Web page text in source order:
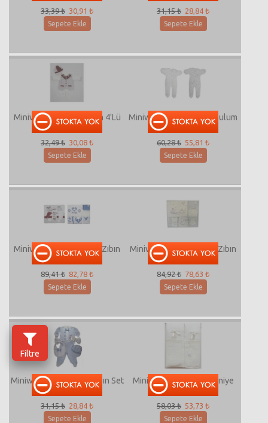
33,39 ₺ 30,91 ₺
Sepete Ekle
31,15 ₺ 28,84 ₺
Sepete Ekle
Miniworld-13458 Tulum 4'Lü
32,49 ₺ 30,08 ₺
Sepete Ekle
Miniworld-133301 2/4 Tulum
60,28 ₺ 55,81 ₺
Sepete Ekle
Miniworld-13333 10'Lu Zıbın
Set
89,41 ₺ 82,78 ₺
Sepete Ekle
Miniworld-13177 10'Lu Zıbın
Set
84,92 ₺ 78,63 ₺
Sepete Ekle
Miniworld-13167 5'Li Zıbın Set
31,15 ₺ 28,84 ₺
Sepete Ekle
Miniworld-11322 Battaniye
58,03 ₺ 53,73 ₺
Sepete Ekle
Filtre